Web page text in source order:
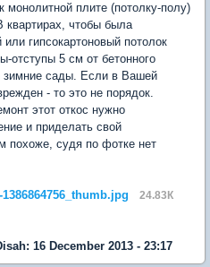
монолитной плите (потолку-полу)
квартирах, чтобы была
гипсокартоновый потолок
отступы 5 см от бетонного
зимние сады. Если в Вашей
- то это не порядок.
этот откос нужно
и приделать свой
похоже, судя по фотке нет
1386864756_thumb.jpg
24.83К
16 December 2013 - 23:17